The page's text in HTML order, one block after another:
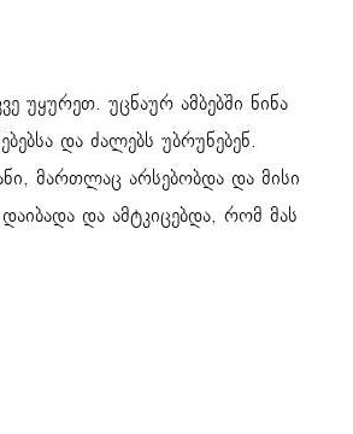
უყურეთ. უცნაურ ამბებში ნინა
და ძალებს უბრუნებენ.
მართლაც არსებობდა და მისი
და ამტკიცებდა, რომ მას